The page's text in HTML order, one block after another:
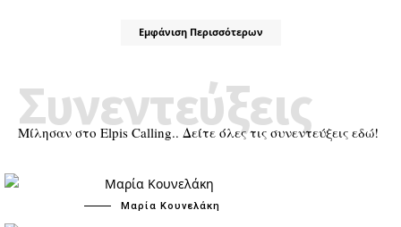
Εμφάνιση Περισσότερων
Μίλησαν στο Elpis Calling.. Δείτε όλες τις συνεντεύξεις εδώ!
Συνεντεύξεις
Μαρία Κουνελάκη